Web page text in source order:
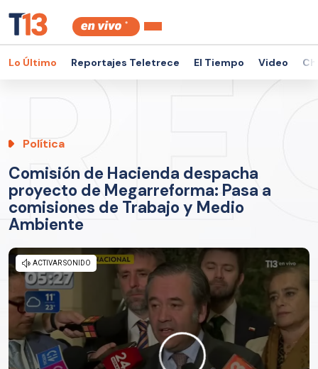
Lo Último Reportajes Teletrece El Tiempo Video
Política
Comisión de Hacienda despacha
proyecto de Megarreforma: Pasa a
comisiones de Trabajo y Medio
Ambiente